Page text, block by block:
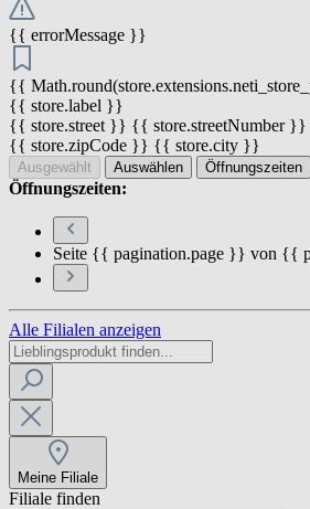
{{ errorMessage }}
{{
{{ store.label }}
{{ store.street }} {{ store.streetNumber }}
{{ store.zipCode }} {{ store.city }}
Ausgewählt Auswählen Öffnungszeiten
Öffnungszeiten:
Seite {{ pagination.page }} von {{
Alle Filialen anzeigen
Meine Filiale
Filiale finden